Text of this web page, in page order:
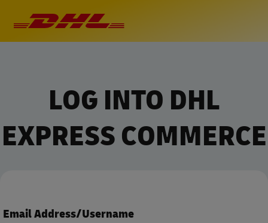
LOG INTO DHL
EXPRESS COMMERCE
Email Address/Username